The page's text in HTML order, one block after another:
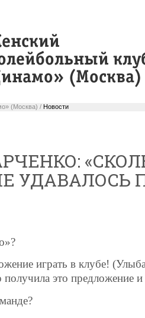
(Москва) / Новости
УДАВАЛОСЬ
играть в клубе!
это предложение и